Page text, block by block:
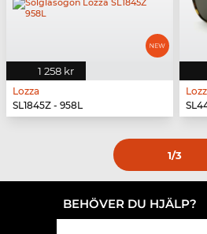
1 258 kr
Lozza
SL1845Z - 958L
1/3
BEHÖVER DU HJÄLP?